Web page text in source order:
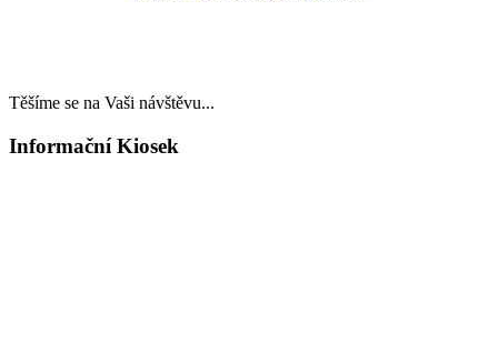
Těšíme se na Vaši návštěvu...
Informační Kiosek